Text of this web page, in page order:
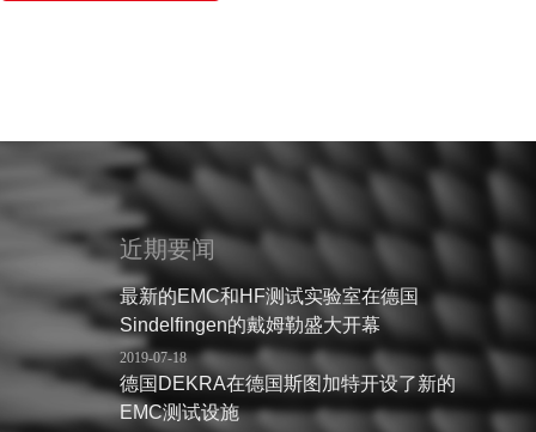
近期要闻
最新的EMC和HF测试实验室在德国
Sindelfingen的戴姆勒盛大开幕
2019-07-18
德国DEKRA在德国斯图加特开设了新的
EMC测试设施